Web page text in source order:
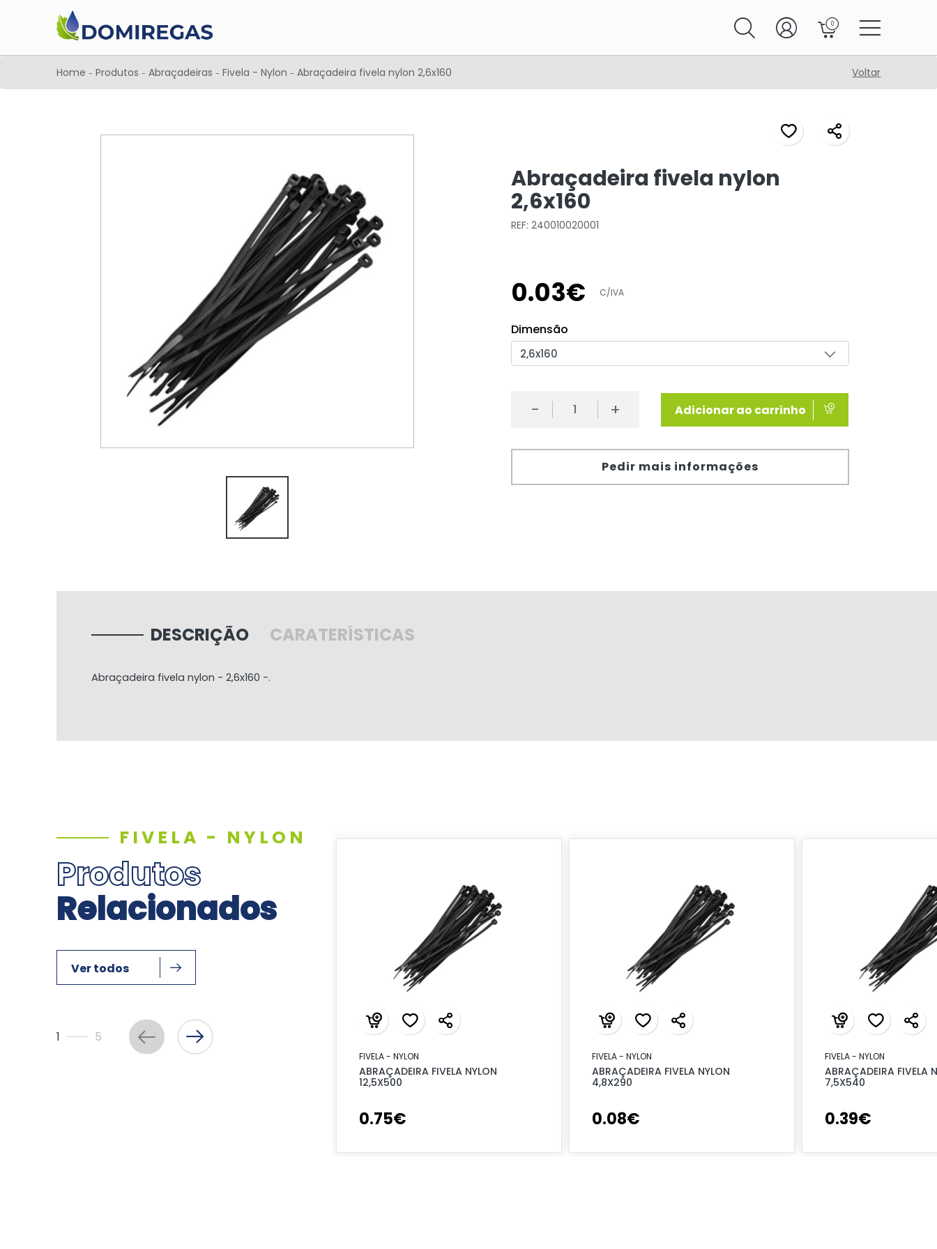
0
Home - Produtos - Abraçadeiras - Fivela - Nylon - Abraçadeira fivela nylon 2,6x160 Voltar
Abraçadeira fivela nylon
2,6x160
REF: 240010020001
0.03€ C/IVA
Dimensão
- + Adicionar ao carrinho
Pedir mais informações
DESCRIÇÃO CARATERÍSTICAS
Abraçadeira fivela nylon - 2,6x160 -.
FIVELA - NYLON
Produtos
Relacionados
Ver todos
1 5
FIVELA - NYLON
ABRAÇADEIRA FIVELA NYLON
12,5X500
0.75€
FIVELA - NYLON
ABRAÇADEIRA FIVELA NYLON
4,8X290
0.08€
FIVELA - NYLON
ABRAÇADEIRA FIVELA
7,5X540
0.39€